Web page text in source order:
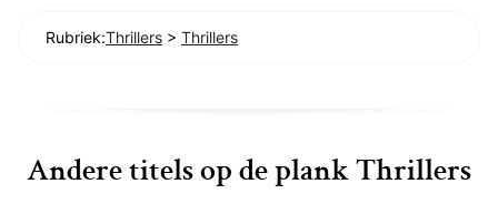
Rubriek:Thrillers > Thrillers
Andere titels op de plank Thrillers